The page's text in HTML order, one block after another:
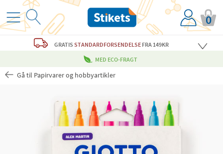
0
GRATISSTANDARDFORSENDELSE FRA 149KR
MED ECO-FRAGT
Gå til Papirvarer og hobbyartikler